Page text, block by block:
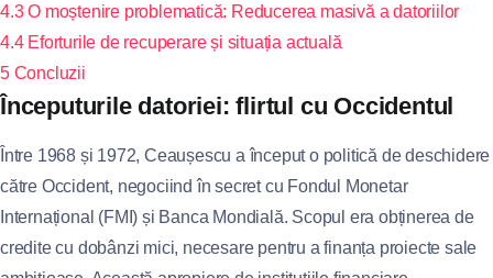
4.3 O moștenire problematică: Reducerea masivă a datoriilor
4.4 Eforturile de recuperare și situația actuală
5 Concluzii
Începuturile datoriei: flirtul cu Occidentul
Între 1968 și 1972, Ceaușescu a început o politică de deschidere
către Occident, negociind în secret cu Fondul Monetar
Internațional (FMI) și Banca Mondială. Scopul era obținerea de
credite cu dobânzi mici, necesare pentru a finanța proiecte sale